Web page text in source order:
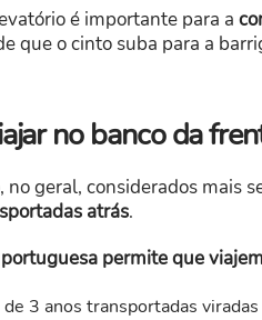
é importante para a
que o cinto suba para a
no banco da
no geral, considerados mais
atrás.
permite que
3 anos transportadas